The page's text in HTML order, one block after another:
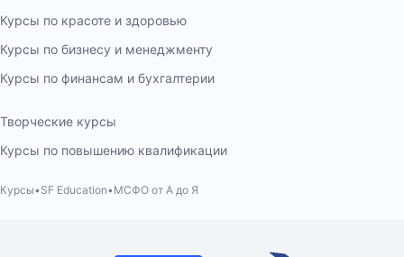
Курсы по красоте и здоровью
Курсы по бизнесу и менеджменту
Курсы по финансам и бухгалтерии
Творческие курсы
Курсы по повышению квалификации
Курсы SF Education МСФО от А до Я